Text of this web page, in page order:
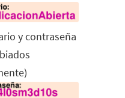
y contraseña